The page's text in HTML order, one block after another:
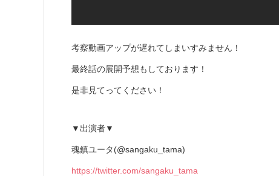
考察動画アップが遅れてしまいすみません！
最終話の展開予想もしております！
是非見てってください！
▼出演者▼
魂鎮ユータ(@sangaku_tama)
https://twitter.com/sangaku_tama